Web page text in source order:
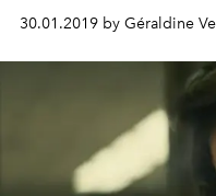
BFF. Trois, deux, un :
30.01.2019 by Géraldine